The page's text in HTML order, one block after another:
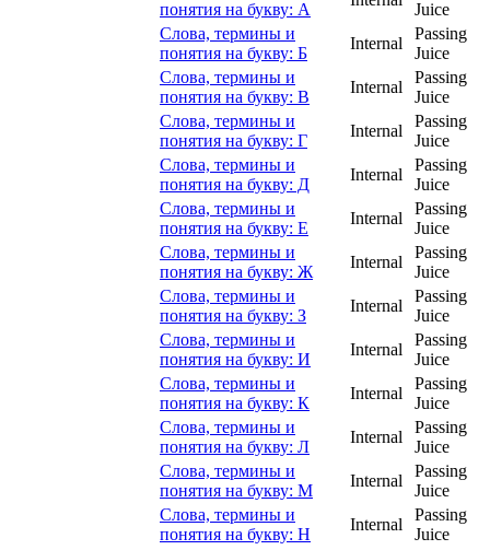
понятия на букву: А
Juice
Слова, термины и
понятия на букву: Б
Internal
Passing
Juice
Слова, термины и
понятия на букву: В
Internal
Passing
Juice
Слова, термины и
понятия на букву: Г
Internal
Passing
Juice
Слова, термины и
понятия на букву: Д
Internal
Passing
Juice
Слова, термины и
понятия на букву: Е
Internal
Passing
Juice
Слова, термины и
понятия на букву: Ж
Internal
Passing
Juice
Слова, термины и
понятия на букву: З
Internal
Passing
Juice
Слова, термины и
понятия на букву: И
Internal
Passing
Juice
Слова, термины и
понятия на букву: К
Internal
Passing
Juice
Слова, термины и
понятия на букву: Л
Internal
Passing
Juice
Слова, термины и
понятия на букву: М
Internal
Passing
Juice
Слова, термины и
понятия на букву: Н
Internal
Passing
Juice